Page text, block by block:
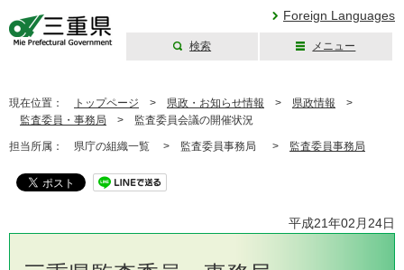
Foreign Languages
検索 メニュー
現在位置： トップページ > 県政・お知らせ情報 > 県政情報 >
監査委員・事務局 > 監査委員会議の開催状況
担当所属： 県庁の組織一覧 > 監査委員事務局 > 監査委員事務局
平成21年02月24日